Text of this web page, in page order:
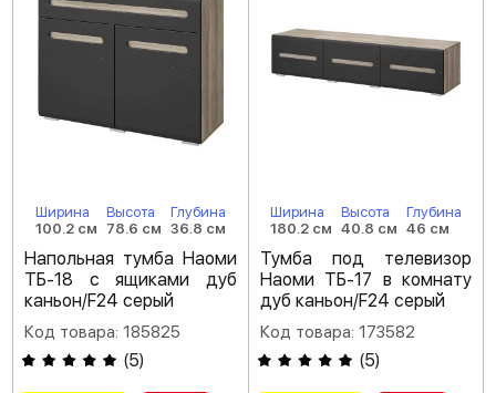
Ширина
100.2 см
Высота
78.6 см
Глубина
36.8 см
Напольная тумба Наоми
ТБ-18 с ящиками дуб
каньон/F24 серый
Код товара: 185825
(5)
Ширина
180.2 см
Высота
40.8 см
Глубина
46 см
Тумба под телевизор
Наоми ТБ-17 в комнату
дуб каньон/F24 серый
Код товара: 173582
(5)